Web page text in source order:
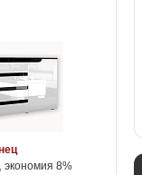
экономия 8%